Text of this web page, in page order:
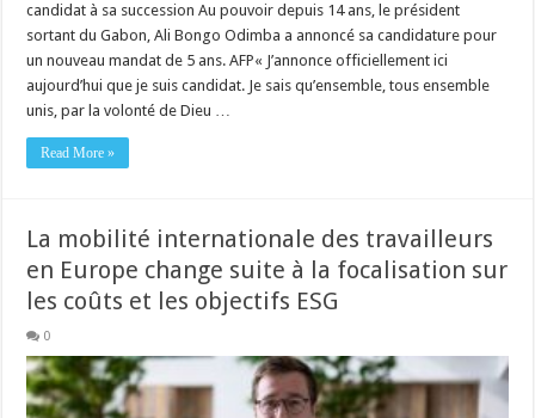
candidat à sa succession Au pouvoir depuis 14 ans, le président
sortant du Gabon, Ali Bongo Odimba a annoncé sa candidature pour
un nouveau mandat de 5 ans. AFP« J’annonce officiellement ici
aujourd’hui que je suis candidat. Je sais qu’ensemble, tous ensemble
unis, par la volonté de Dieu …
Read More »
La mobilité internationale des travailleurs
en Europe change suite à la focalisation sur
les coûts et les objectifs ESG
0